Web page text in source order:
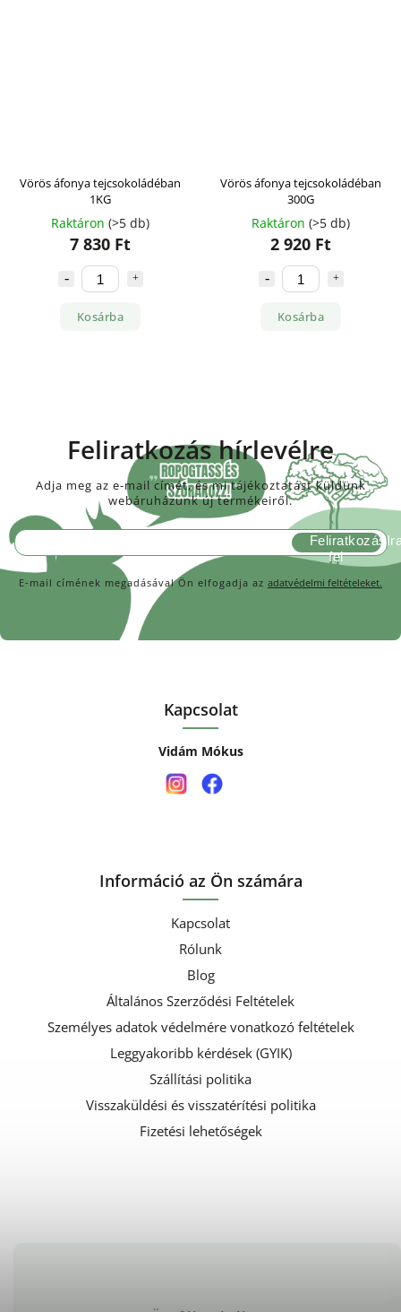
Vörös áfonya tejcsokoládéban
1KG
Raktáron (>5 db)
7 830 Ft
Kosárba
Vörös áfonya tejcsokoládéban
300G
Raktáron (>5 db)
2 920 Ft
Kosárba
Kapcsolat
Vidám Mókus
Információ az Ön számára
Kapcsolat
Rólunk
Blog
Általános Szerződési Feltételek
Személyes adatok védelmére vonatkozó feltételek
Leggyakoribb kérdések (GYIK)
Szállítási politika
Visszaküldési és visszatérítési politika
Fizetési lehetőségek
Feliratkozás hírlevélre
Adja meg az e-mail címét, és mi tájékoztatást küldünk
webáruházunk új termékeiről.
E-mail címének megadásával Ön elfogadja az adatvédelmi feltételeket.
Feliratkozás